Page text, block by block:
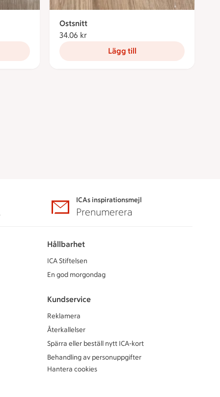
Ostsnitt
34.06 kr
Lägg till
ICAs inspirationsmejl
Prenumerera
Hållbarhet
ICA Stiftelsen
En god morgondag
Kundservice
Reklamera
Återkallelser
Spärra eller beställ nytt ICA-kort
Behandling av personuppgifter
Hantera cookies